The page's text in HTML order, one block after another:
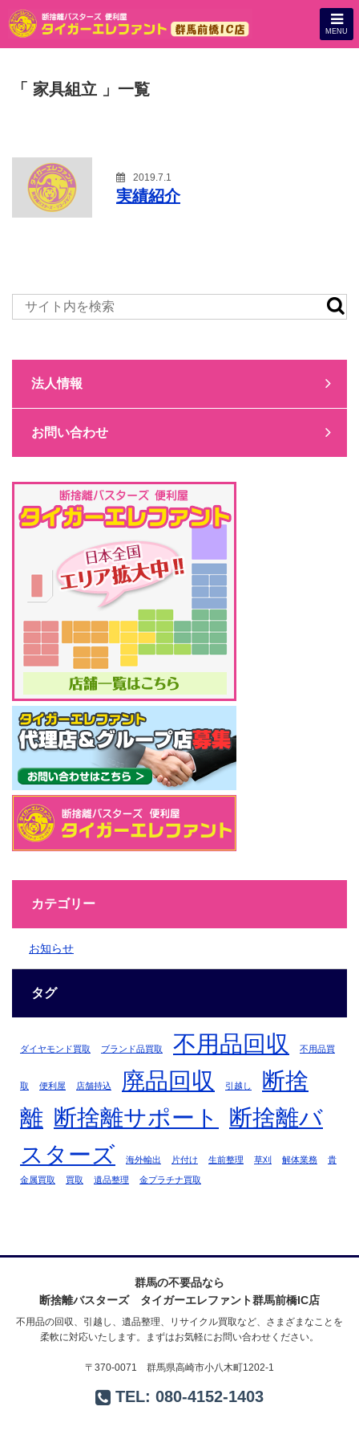
MENU
「 家具組立 」一覧
2019.7.1
実績紹介
法人情報
お問い合わせ
カテゴリー
お知らせ
タグ
ダイヤモンド買取 ブランド品買取 不用品回収 不用品買
取 便利屋 店舗持込 廃品回収 引越し
断捨
離 断捨離サポート
断捨離バ
スターズ
海外輸出 片付け 生前整理 草刈 解体業務 貴
金属買取 買取 遺品整理 金プラチナ買取
群馬の不要品なら
断捨離バスターズ タイガーエレファント群馬前橋IC店
不用品の回収、引越し、遺品整理、リサイクル買取など、さまざまなことを
柔軟に対応いたします。まずはお気軽にお問い合わせください。
〒370-0071 群馬県高崎市小八木町1202-1
TEL: 080-4152-1403